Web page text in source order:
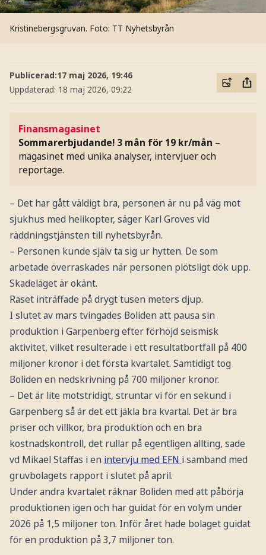
Kristinebergsgruvan. Foto: TT Nyhetsbyrån
Publicerad:17 maj 2026, 19:46
Uppdaterad: 18 maj 2026, 09:22
Finansmagasinet
Sommarerbjudande! 3 mån för 19 kr/mån –
magasinet med unika analyser, intervjuer och
reportage.
– Det har gått väldigt bra, personen är nu på väg mot
sjukhus med helikopter, säger Karl Groves vid
räddningstjänsten till nyhetsbyrån.
– Personen kunde själv ta sig ur hytten. De som
arbetade överraskades när personen plötsligt dök upp.
Skadeläget är okänt.
Raset inträffade på drygt tusen meters djup.
I slutet av mars tvingades Boliden att pausa sin
produktion i Garpenberg efter förhöjd seismisk
aktivitet, vilket resulterade i ett resultatbortfall på 400
miljoner kronor i det första kvartalet. Samtidigt tog
Boliden en nedskrivning på 700 miljoner kronor.
– Det är lite motstridigt, struntar vi för en sekund i
Garpenberg så är det ett jäkla bra kvartal. Det är bra
priser och villkor, bra produktion och en bra
kostnadskontroll, det rullar på egentligen allting, sade
vd Mikael Staffas i en intervju med EFN i samband med
gruvbolagets rapport i slutet på april.
Under andra kvartalet räknar Boliden med att påbörja
produktionen igen och har guidat för en volym under
2026 på 1,5 miljoner ton. Inför året hade bolaget guidat
för en produktion på 3,7 miljoner ton.